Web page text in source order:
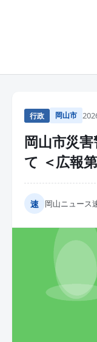
行政 岡山市
岡山市災
て ＜広報
速 岡山ニュース